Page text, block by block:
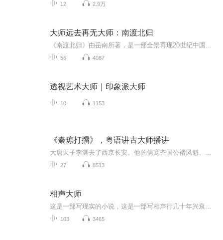
12 2.9万
大师远去再无大师：南渡北归
56 4087
透视艺术大师｜印象派大师
10 1153
《秦琼打擂》，粤语讲古大师播讲
27 8513
相声大师
103 3465